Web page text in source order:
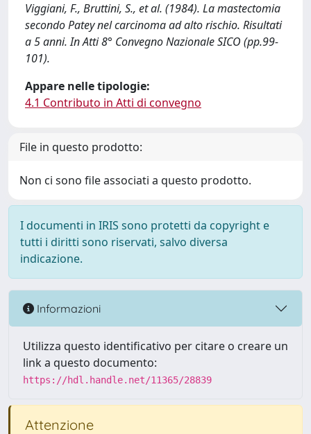
Viggiani, F., Bruttini, S., et al. (1984). La mastectomia
secondo Patey nel carcinoma ad alto rischio. Risultati
a 5 anni. In Atti 8° Convegno Nazionale SICO (pp.99-
101).
Appare nelle tipologie:
4.1 Contributo in Atti di convegno
File in questo prodotto:
Non ci sono file associati a questo prodotto.
I documenti in IRIS sono protetti da copyright e
tutti i diritti sono riservati, salvo diversa
indicazione.
Informazioni
Utilizza questo identificativo per citare o creare un
link a questo documento:
https://hdl.handle.net/11365/28839
Attenzione